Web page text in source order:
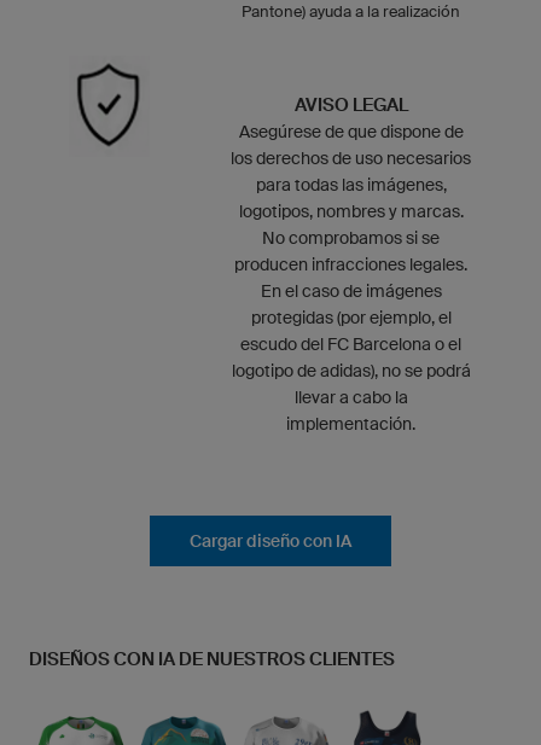
Pantone) ayuda a la realización
AVISO LEGAL
Asegúrese de que dispone de
los derechos de uso necesarios
para todas las imágenes,
logotipos, nombres y marcas.
No comprobamos si se
producen infracciones legales.
En el caso de imágenes
protegidas (por ejemplo, el
escudo del FC Barcelona o el
logotipo de adidas), no se podrá
llevar a cabo la
implementación.
Cargar diseño con IA
DISEÑOS CON IA DE NUESTROS CLIENTES